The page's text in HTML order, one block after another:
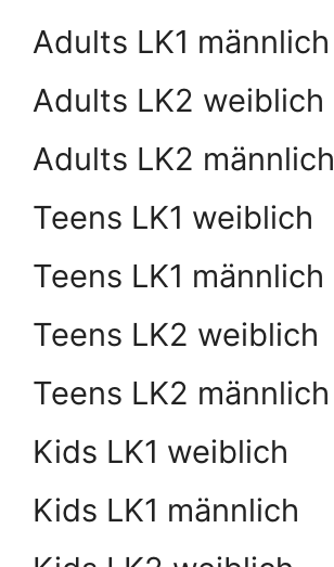
Adults LK1 männlich
Adults LK2 weiblich
Adults LK2 männlich
Teens LK1 weiblich
Teens LK1 männlich
Teens LK2 weiblich
Teens LK2 männlich
Kids LK1 weiblich
Kids LK1 männlich